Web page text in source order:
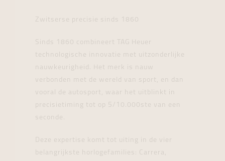
Zwitserse precisie sinds 1860
Sinds 1860 combineert TAG Heuer
technologische innovatie met uitzonderlijke
nauwkeurigheid. Het merk is nauw
verbonden met de wereld van sport, en dan
vooral de autosport, waar het uitblinkt in
precisietiming tot op 5/10.000ste van een
seconde.
Deze expertise komt tot uiting in de vier
belangrijkste horlogefamilies: Carrera,